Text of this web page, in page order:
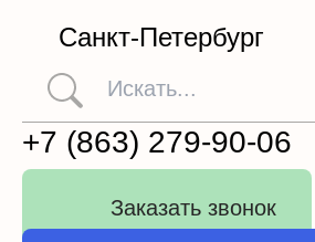
Санкт-Петербург
+7 (863) 279-90-06
Заказать звонок